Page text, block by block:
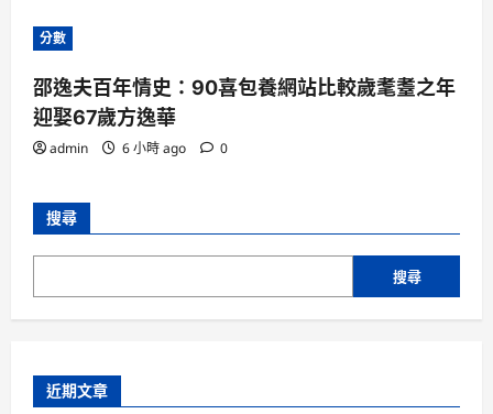
分數
邵逸夫百年情史：90喜包養網站比較歲耄耋之年
迎娶67歲方逸華
admin 6 小時 ago 0
搜尋
搜尋
近期文章